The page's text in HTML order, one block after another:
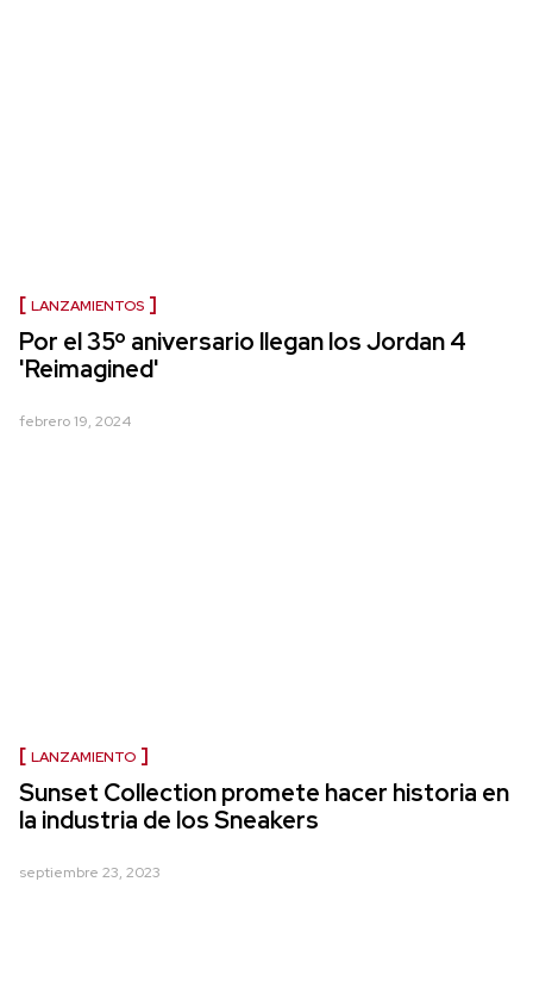
LANZAMIENTOS
Por el 35º aniversario llegan los Jordan 4
'Reimagined'
febrero 19, 2024
LANZAMIENTO
Sunset Collection promete hacer historia en
la industria de los Sneakers
septiembre 23, 2023